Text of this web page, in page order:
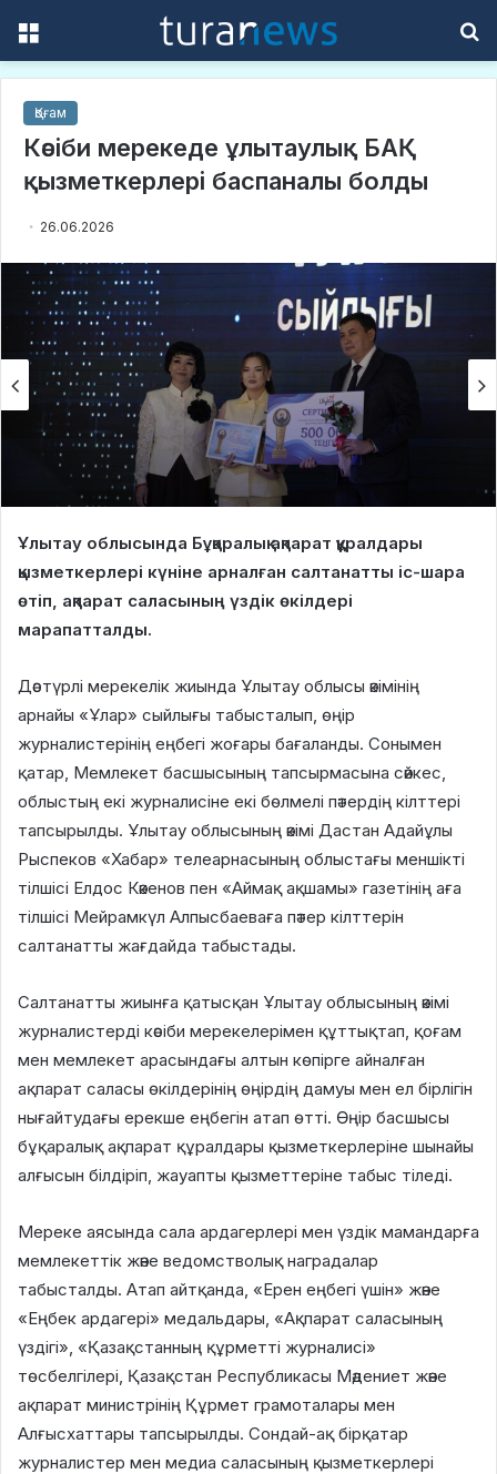
Қоғам
Кәсіби мерекеде ұлытаулық БАҚ
қызметкерлері баспаналы болды
26.06.2026
Ұлытау облысында Бұқаралық ақпарат құралдары
қызметкерлері күніне арналған салтанатты іс-шара
өтіп, ақпарат саласының үздік өкілдері
марапатталды.
Дәстүрлі мерекелік жиында Ұлытау облысы әкімінің
арнайы «Ұлар» сыйлығы табысталып, өңір
журналистерінің еңбегі жоғары бағаланды. Сонымен
қатар, Мемлекет басшысының тапсырмасына сәйкес,
облыстың екі журналисіне екі бөлмелі пәтердің кілттері
тапсырылды. Ұлытау облысының әкімі Дастан Адайұлы
Рыспеков «Хабар» телеарнасының облыстағы меншікті
тілшісі Елдос Кәкенов пен «Аймақ ақшамы» газетінің аға
тілшісі Мейрамкүл Алпысбаеваға пәтер кілттерін
салтанатты жағдайда табыстады.
Салтанатты жиынға қатысқан Ұлытау облысының әкімі
журналистерді кәсіби мерекелерімен құттықтап, қоғам
мен мемлекет арасындағы алтын көпірге айналған
ақпарат саласы өкілдерінің өңірдің дамуы мен ел бірлігін
нығайтудағы ерекше еңбегін атап өтті. Өңір басшысы
бұқаралық ақпарат құралдары қызметкерлеріне шынайы
алғысын білдіріп, жауапты қызметтеріне табыс тіледі.
Мереке аясында сала ардагерлері мен үздік мамандарға
мемлекеттік және ведомстволық наградалар
табысталды. Атап айтқанда, «Ерен еңбегі үшін» және
«Еңбек ардагері» медальдары, «Ақпарат саласының
үздігі», «Қазақстанның құрметті журналисі»
төсбелгілері, Қазақстан Республикасы Мәдениет және
ақпарат министрінің Құрмет грамоталары мен
Алғысхаттары тапсырылды. Сондай-ақ бірқатар
журналистер мен медиа саласының қызметкерлері